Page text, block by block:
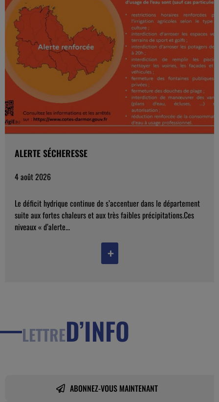
ALERTE SÉCHERESSE
4 août 2026
Le déficit hydrique continue de s’accentuer dans le département
suite aux fortes chaleurs et aux très faibles précipitations.Ces
niveaux « d’alerte...
+
LETTRED’INFO
ABONNEZ-VOUS MAINTENANT